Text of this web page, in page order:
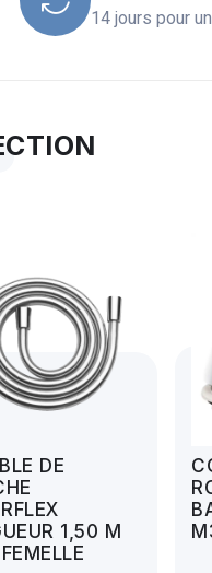
14 jours pour
DE
1,50 M